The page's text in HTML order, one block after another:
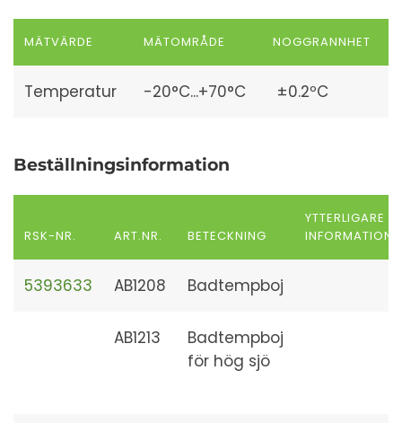
MÄTVÄRDE MÄTOMRÅDE NOGGRANNHET
Temperatur -20°C...+70°C ±0.2ºC
Beställningsinformation
RSK-NR. ART.NR. BETECKNING
YTTERLIGARE
INFORMATION
5393633 AB1208 Badtempboj
AB1213
Badtempboj
för hög sjö